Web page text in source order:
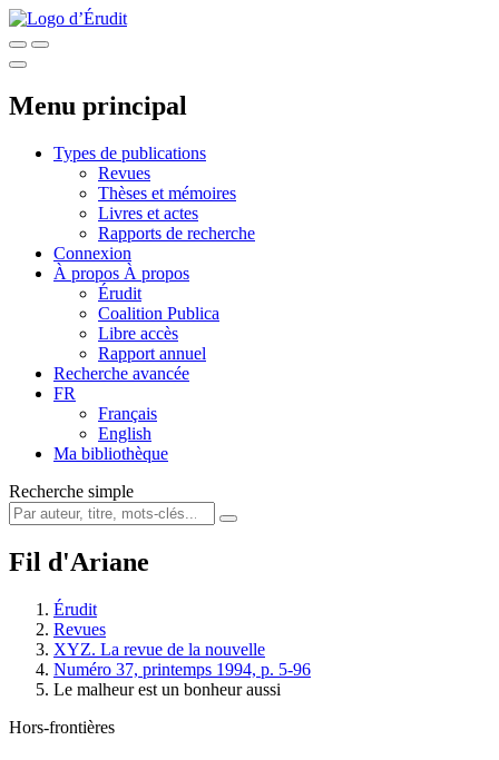
Menu principal
Types de publications
Revues
Thèses et mémoires
Livres et actes
Rapports de recherche
Connexion
À propos À propos
Érudit
Coalition Publica
Libre accès
Rapport annuel
Recherche avancée
FR
Français
English
Ma bibliothèque
Recherche simple
Fil d'Ariane
Érudit
Revues
XYZ. La revue de la nouvelle
Numéro 37, printemps 1994, p. 5-96
Le malheur est un bonheur aussi
Hors-frontières